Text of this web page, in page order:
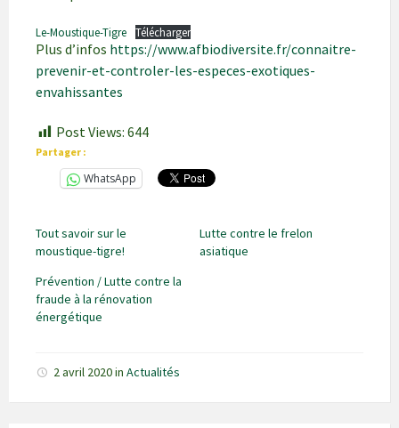
Le-Moustique-Tigre Télécharger
Plus d’infos https://www.afbiodiversite.fr/connaitre-
prevenir-et-controler-les-especes-exotiques-
envahissantes
Post Views: 644
Partager :
WhatsApp
Tout savoir sur le
moustique-tigre!
Lutte contre le frelon
asiatique
Prévention / Lutte contre la
fraude à la rénovation
énergétique
2 avril 2020in Actualités